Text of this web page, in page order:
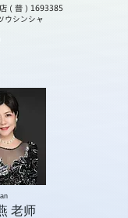
（普）1693385
ウシンシャ
老师